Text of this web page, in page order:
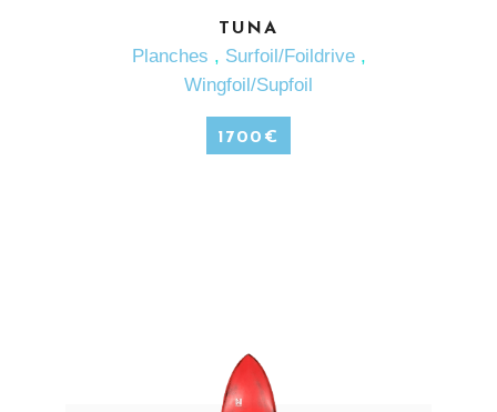
EN SAVOIR PLUS
TUNA
Planches , Surfoil/Foildrive ,
Wingfoil/Supfoil
1700 €